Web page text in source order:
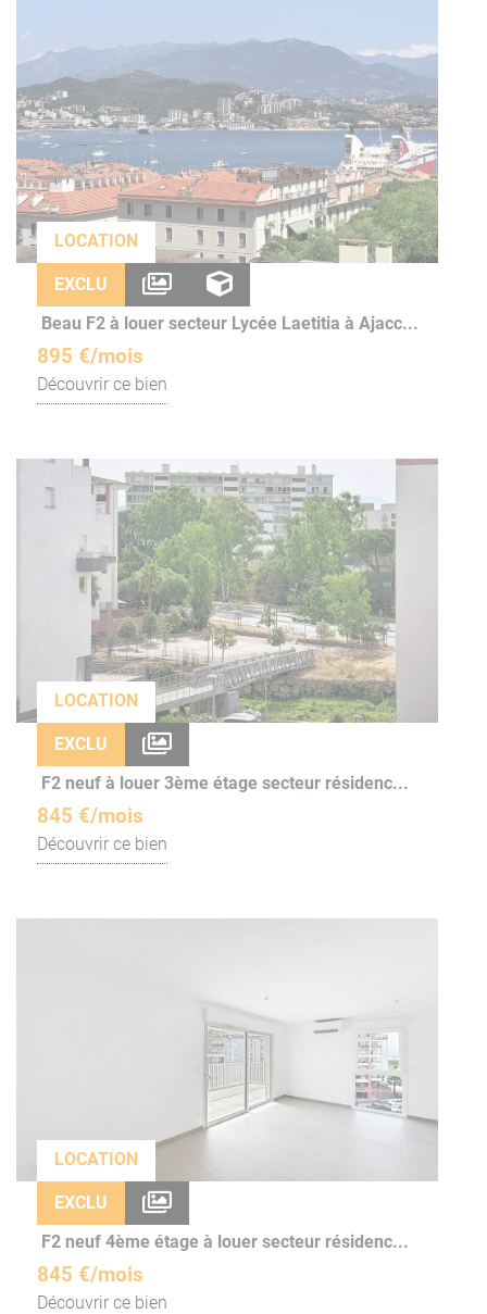
LOCATION
EXCLU
Beau F2 à louer secteur Lycée Laetitia à Ajacc...
895 €/mois
Découvrir ce bien
LOCATION
EXCLU
F2 neuf à louer 3ème étage secteur résidenc...
845 €/mois
Découvrir ce bien
LOCATION
EXCLU
F2 neuf 4ème étage à louer secteur résidenc...
845 €/mois
Découvrir ce bien